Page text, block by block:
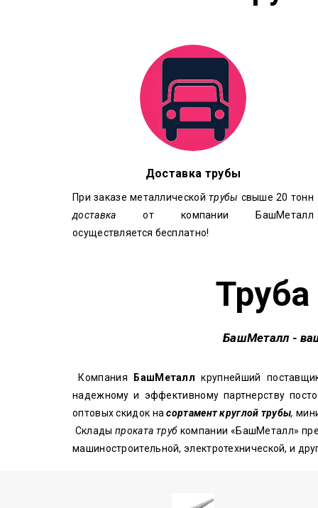
Доставка трубы
При заказе металлической трубы свыше 20 тонн
доставка от компании БашМеталл
осуществляется бесплатно!
БашМеталл -
Компания БашМеталл крупнейший
надежному и эффективному партнерству
оптовых скидок насортамент круглой трубы,
Складыпроката труб компании «БашМеталл»
машиностроительной, электротехнической, и